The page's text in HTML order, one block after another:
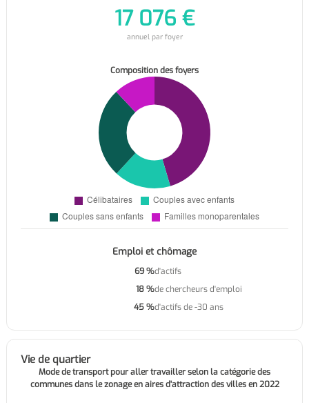
17 076 €
annuel par foyer
Composition des foyers
Emploi et chômage
69 %d'actifs
18 %de chercheurs d'emploi
45 %d'actifs de -30 ans
Vie de quartier
Mode de transport pour aller travailler selon la catégorie des
communes dans le zonage en aires d'attraction des villes en 2022